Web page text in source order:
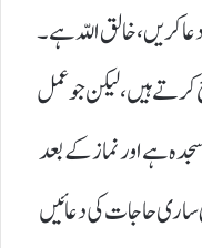
کریں، خالق اللّہ ہے۔
ہیں، لیکن جو عمل
ہے اور نماز کے بعد
ساری حاجات کی دعائیں